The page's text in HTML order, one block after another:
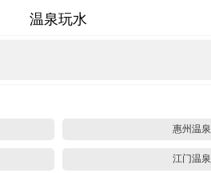
温泉玩水
惠州温泉
江门温泉